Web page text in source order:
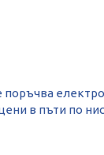
поръчва
в пъти по